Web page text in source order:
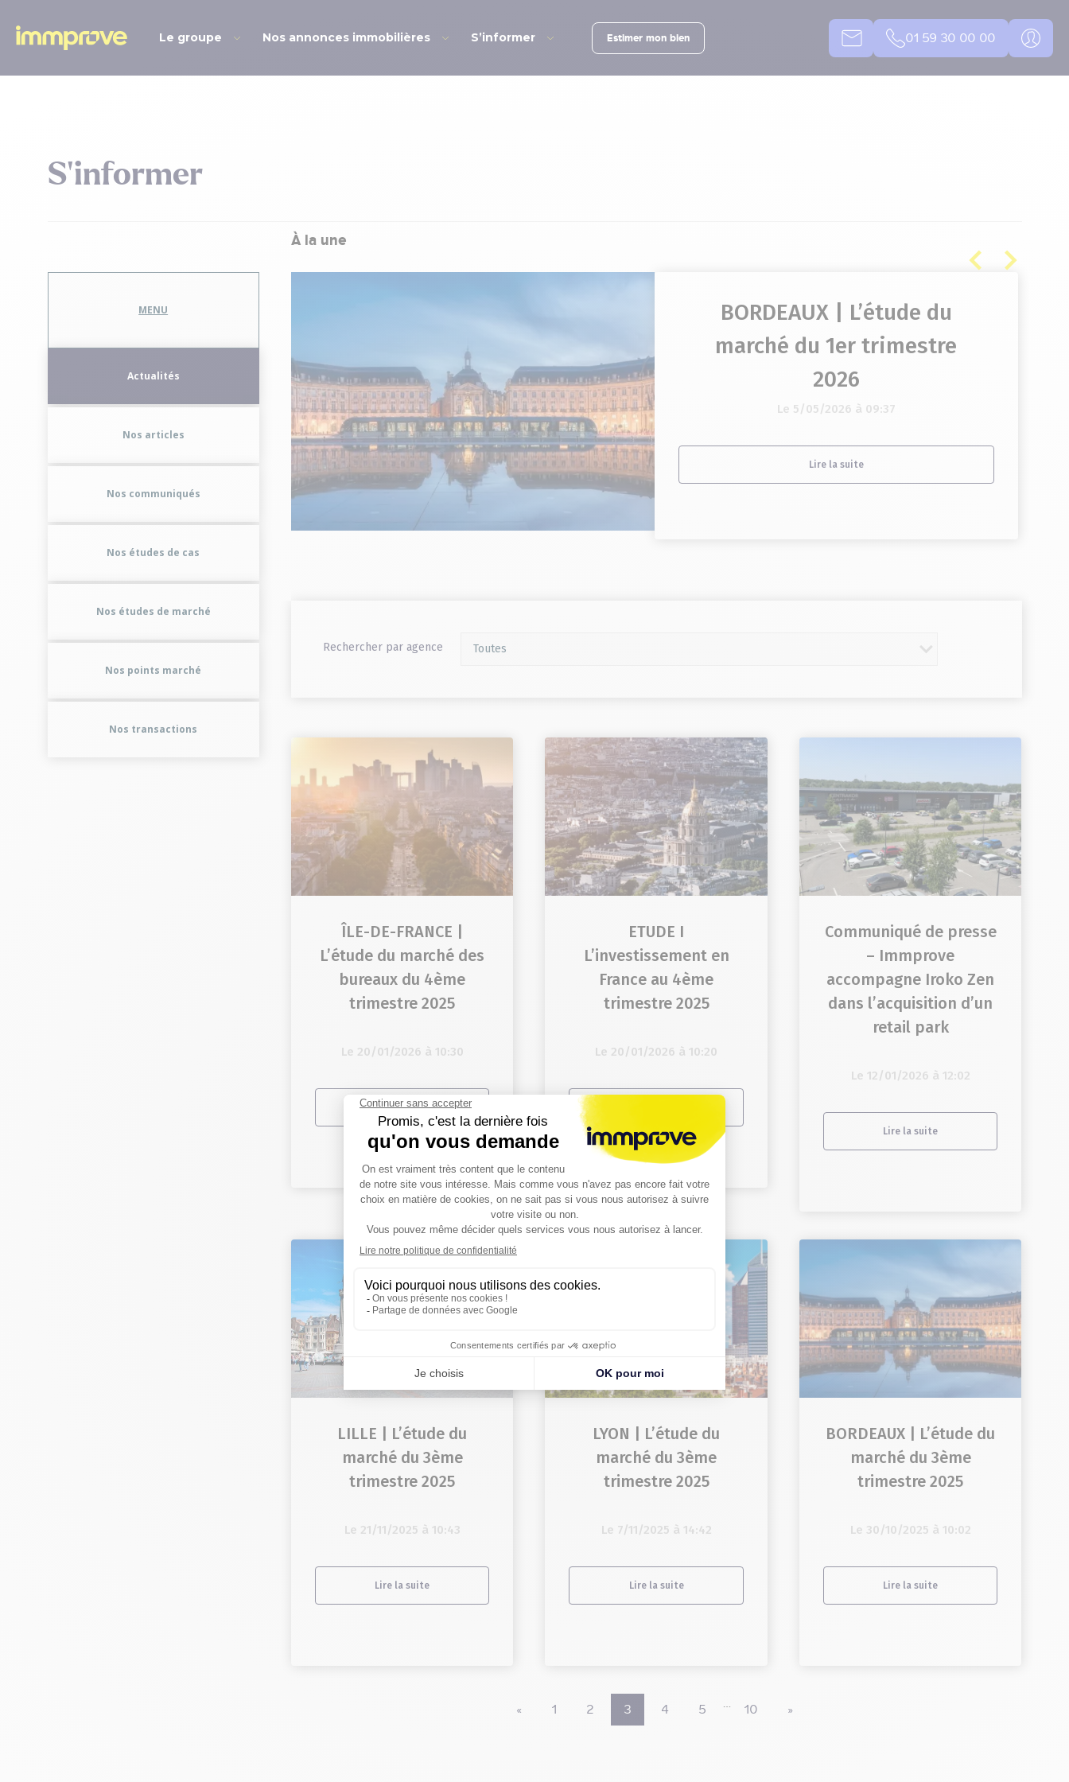
Le groupe Nos annonces immobilières S’informer Estimer mon bien 01 59 30 00 00
S’informer
À la une
LYON | L’étude du
du 1er trimestre
Le 20/05/2026 à 12:01
Lire la suite
BORDEAUX | L’étude du
marché du 1er trimestre
2026
Le 5/05/2026 à 09:37
Lire la suite
Rechercher par agence
ÎLE-DE-FRANCE |
L’étude du marché des
bureaux du 4ème
trimestre 2025
Le 20/01/2026 à 10:30
Lire la suite
ETUDE I
L’investissement en
France au 4ème
trimestre 2025
Le 20/01/2026 à 10:20
Communiqué de presse
– Immprove
accompagne Iroko Zen
dans l’acquisition d’un
retail park
Le 12/01/2026 à 12:02
Lire la suite
LILLE | L’étude du
marché du 3ème
trimestre 2025
Le 21/11/2025 à 10:43
Lire la suite
LYON | L’étude du
marché du 3ème
trimestre 2025
Le 7/11/2025 à 14:42
Lire la suite
BORDEAUX | L’étude du
marché du 3ème
trimestre 2025
Le 30/10/2025 à 10:02
Lire la suite
« 1 2 3 4 5 10 »
MENU
Actualités
Nos articles
Nos communiqués
Nos études de cas
Nos études de marché
Nos points marché
Nos transactions